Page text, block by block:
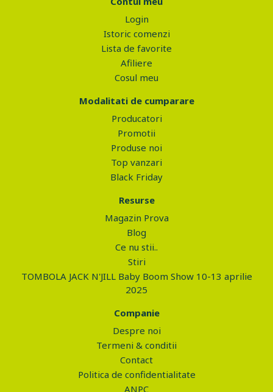
Login
Istoric comenzi
Lista de favorite
Afiliere
Cosul meu
Modalitati de cumparare
Producatori
Promotii
Produse noi
Top vanzari
Black Friday
Resurse
Magazin Prova
Blog
Ce nu stii..
Stiri
TOMBOLA JACK N'JILL Baby Boom Show 10-13 aprilie
2025
Companie
Despre noi
Termeni & conditii
Contact
Politica de confidentialitate
ANPC